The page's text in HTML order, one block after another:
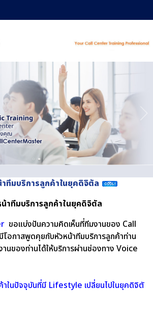
ทีมบริการลูกค้าในยุคดิจิตัล
าทีมบริการลูกค้าในยุคดิจิตัล
ขอแบ่งปันความคิดเห็นที่ทีมงานของ Call
กาสพูดคุยกับหัวหน้าทีมบริการลูกค้าท่าน
นของท่านได้ให้บริการผ่านช่องทาง Voice
ในปัจจุบันที่มี Lifestyle เปลี่ยนไปในยุคดิจิตั